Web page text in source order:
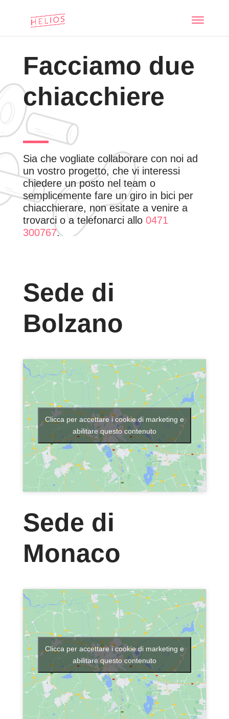
Facciamo due
chiacchiere
Sia che vogliate collaborare con noi ad
un vostro progetto, che vi interessi
chiedere un posto nel team o
semplicemente fare un giro in bici per
chiacchierare, non esitate a venire a
trovarci o a telefonarci allo 0471
300767.
Sede di
Bolzano
Clicca per accettare i cookie di marketing e
abilitare questo contenuto
Sede di
Monaco
Clicca per accettare i cookie di marketing e
abilitare questo contenuto